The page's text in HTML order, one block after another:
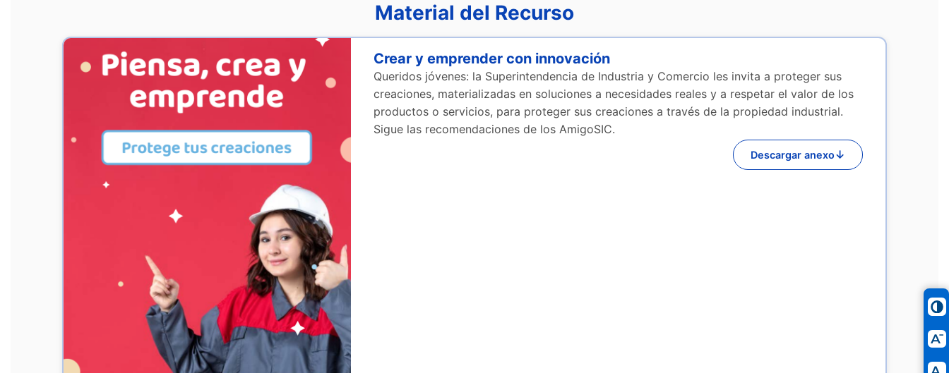
Material del Recurso
Crear y emprender con innovación
Queridos jóvenes: la Superintendencia de Industria y Comercio les invita a proteger sus
creaciones, materializadas en soluciones a necesidades reales y a respetar el valor de los
productos o servicios, para proteger sus creaciones a través de la propiedad industrial.
Sigue las recomendaciones de los AmigoSIC.
Descargar anexo↓